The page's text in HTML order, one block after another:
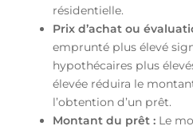
résidentielle.
Prix d’achat ou
emprunté plus élevé
hypothécaires plus
élevée réduira le
l’obtention d’un prêt.
Montant du prêt : Le